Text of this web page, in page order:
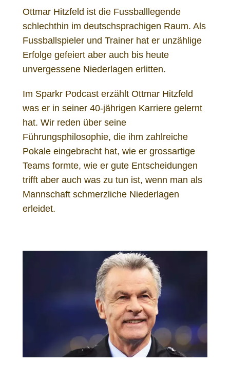
Ottmar Hitzfeld ist die Fussballlegende
schlechthin im deutschsprachigen Raum. Als
Fussballspieler und Trainer hat er unzählige
Erfolge gefeiert aber auch bis heute
unvergessene Niederlagen erlitten.
Im Sparkr Podcast erzählt Ottmar Hitzfeld
was er in seiner 40-jährigen Karriere gelernt
hat. Wir reden über seine
Führungsphilosophie, die ihm zahlreiche
Pokale eingebracht hat, wie er grossartige
Teams formte, wie er gute Entscheidungen
trifft aber auch was zu tun ist, wenn man als
Mannschaft schmerzliche Niederlagen
erleidet.